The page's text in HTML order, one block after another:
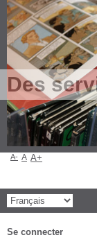
Des
A- A A+
Se connecter